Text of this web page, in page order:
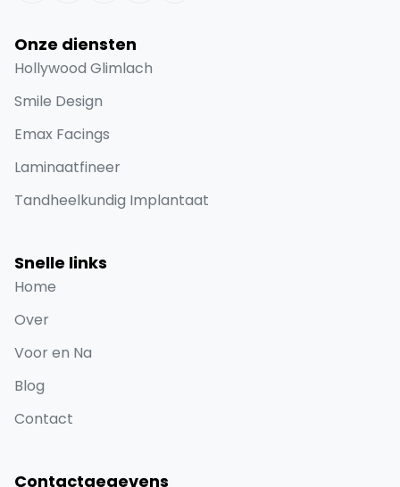
Onze diensten
Hollywood Glimlach
Smile Design
Emax Facings
Laminaatfineer
Tandheelkundig Implantaat
Snelle links
Home
Over
Voor en Na
Blog
Contact
Contactgegevens